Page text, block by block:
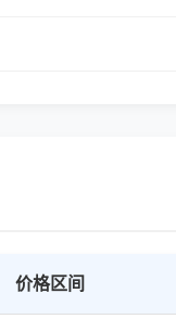
价格区间